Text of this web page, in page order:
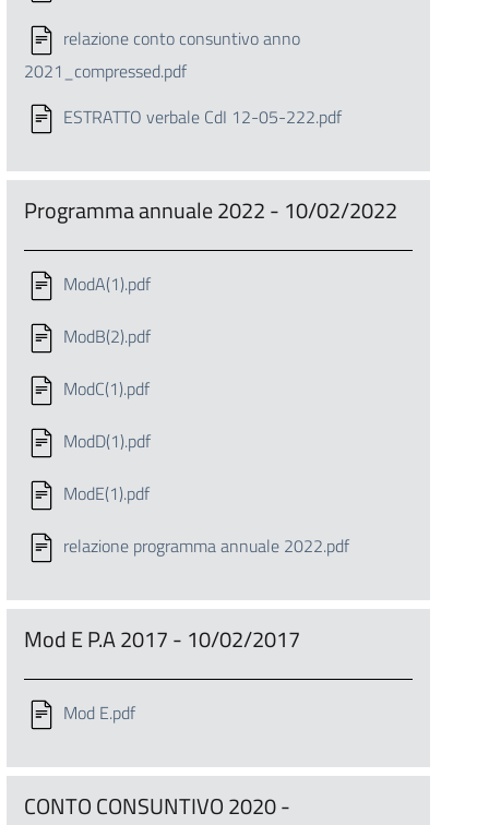
relazione conto consuntivo anno
2021_compressed.pdf
ESTRATTO verbale CdI 12-05-222.pdf
Programma annuale 2022 - 10/02/2022
ModA(1).pdf
ModB(2).pdf
ModC(1).pdf
ModD(1).pdf
ModE(1).pdf
relazione programma annuale 2022.pdf
Mod E P.A 2017 - 10/02/2017
Mod E.pdf
CONTO CONSUNTIVO 2020 -